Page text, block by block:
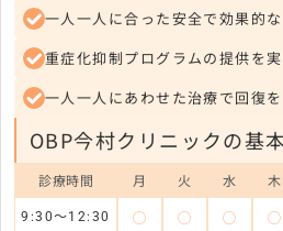
一人一人に合った安全で効果的
重症化抑制プログラムの提供を
一人一人にあわせた治療で回復
OBP今村クリニックの基
診療時間 月 火 水 木
9:30～12:30 ◯ ◯ ◯ ◯